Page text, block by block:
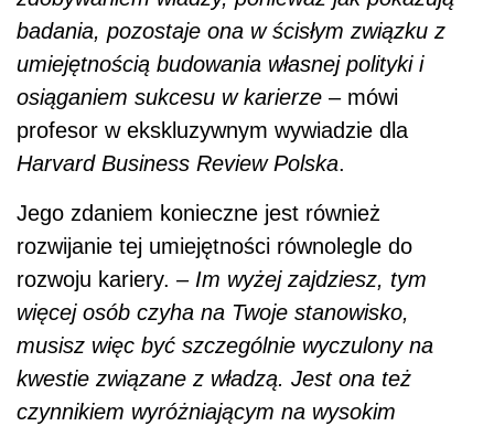
badania, pozostaje ona w ścisłym związku z
umiejętnością budowania własnej polityki i
osiąganiem sukcesu w karierze – mówi
profesor w ekskluzywnym wywiadzie dla
Harvard Business Review Polska.
Jego zdaniem konieczne jest również
rozwijanie tej umiejętności równolegle do
rozwoju kariery. – Im wyżej zajdziesz, tym
więcej osób czyha na Twoje stanowisko,
musisz więc być szczególnie wyczulony na
kwestie związane z władzą. Jest ona też
czynnikiem wyróżniającym na wysokim